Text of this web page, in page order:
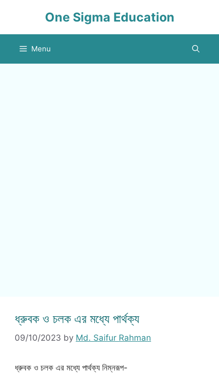
One Sigma Education
Menu
ধ্রুবক ও চলক এর মধ্যে পার্থক্য
09/10/2023 by Md. Saifur Rahman
ধ্রুবক ও চলক এর মধ্যে পার্থক্য নিম্নরূপ-